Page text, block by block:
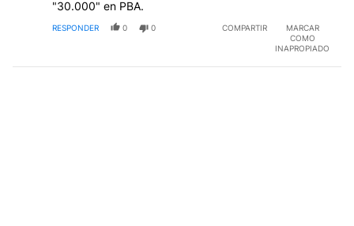
"30.000" en PBA.
RESPONDER 0 0 COMPARTIR
MARCAR
COMO
INAPROPIADO